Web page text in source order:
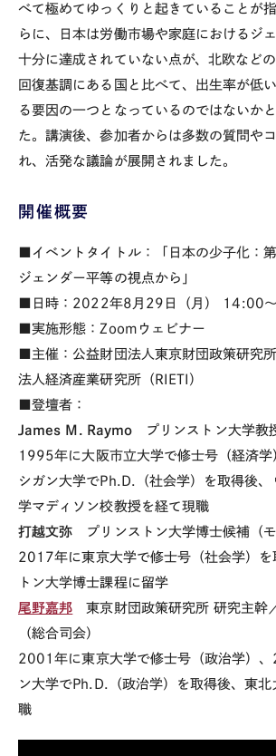
べて極めてゆっくりと起きていることが
らに、日本は労働市場や家庭におけるジ
十分に達成されていない点が、北欧など
回復基調にある国と比べて、出生率が低
る要因の一つとなっているのではないか
た。講演後、参加者からは多数の質問や
れ、活発な議論が展開されました。
開催概要
■イベントタイトル：「日本の少子化：
ジェンダー平等の視点から」
■日時：2022年8月29日（月）
14:00
■実施形態：Zoomウェビナー
■主催：公益財団法人東京財団政策研究
法人経済産業研究所（RIETI）
■登壇者：
James M. Raymo
プリンストン大学教
1995年に大阪市立大学で修士号（経済
シガン大学でPh.D.（社会学）を取得後、
学マディソン校教授を経て現職
打越文弥
プリンストン大学博士候補（
2017年に東京大学で修士号（社会学）を
トン大学博士課程に留学
尾野嘉邦
東京財団政策研究所 研究主幹
（総合司会）
2001年に東京大学で修士号（政治学）
ン大学でPh.D.（政治学）を取得後、東
職